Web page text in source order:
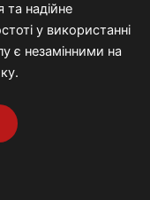
та надійне
у використанні
є незамінними на